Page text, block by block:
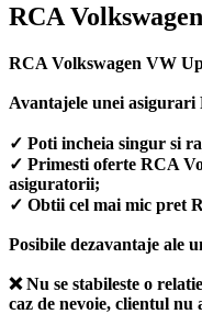
RCA
RCA Volkswagen VW
Avantajele unei
✓ Poti incheia singur si
✓ Primesti oferte RCA
asiguratorii;
✓ Obtii cel mai mic pret
Posibile dezavantaje ale
❌ Nu se stabileste o
caz de nevoie, clientul nu